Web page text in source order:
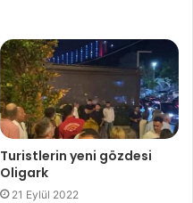
Turistlerin yeni gözdesi
Oligark
21 Eylül 2022